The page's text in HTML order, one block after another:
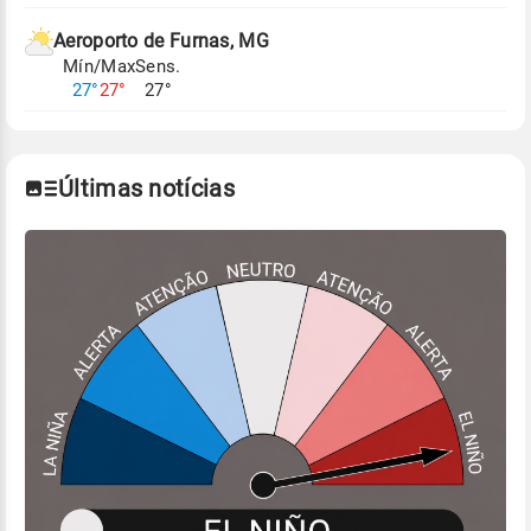
Aeroporto de Furnas, MG
Mín/Max
27°27°
Sens.
27°
Últimas notícias